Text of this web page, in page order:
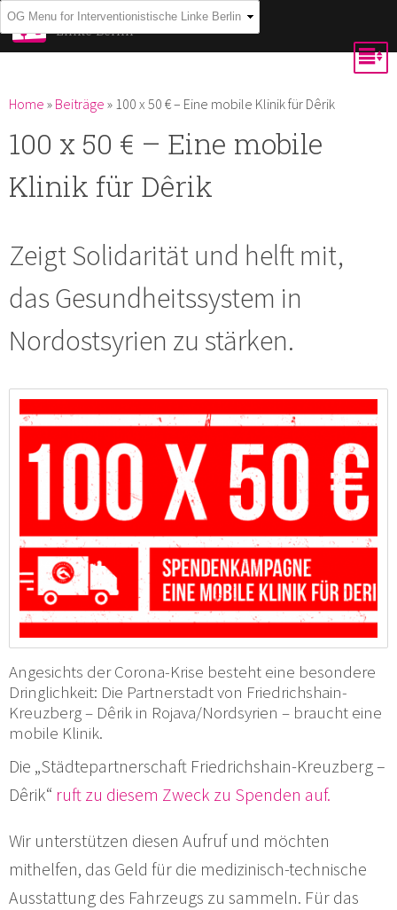
Skip to
main
content
Interventionistische
Linke Berlin
You are here
Home » Beiträge » 100 x 50 € – Eine mobile Klinik für Dêrik
100 x 50 € – Eine mobile
Klinik für Dêrik
Zeigt Solidarität und helft mit,
das Gesundheitssystem in
Nordostsyrien zu stärken.
Angesichts der Corona-Krise besteht eine besondere
Dringlichkeit: Die Partnerstadt von Friedrichshain-
Kreuzberg – Dêrik in Rojava/Nordsyrien – braucht eine
mobile Klinik.
Die „Städtepartnerschaft Friedrichshain-Kreuzberg –
Dêrik“ ruft zu diesem Zweck zu Spenden auf.
Wir unterstützen diesen Aufruf und möchten
mithelfen, das Geld für die medizinisch-technische
Ausstattung des Fahrzeugs zu sammeln. Für das